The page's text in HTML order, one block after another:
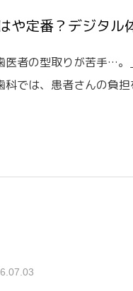
や定番？デジタル
医者の型取りが苦手…
科では、患者さんの負